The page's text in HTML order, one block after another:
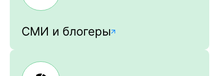
СМИ и блогеры